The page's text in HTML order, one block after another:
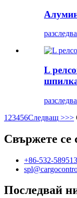
L
1 23456Следващ >>>
Свържете се
+86-532-
Последвай